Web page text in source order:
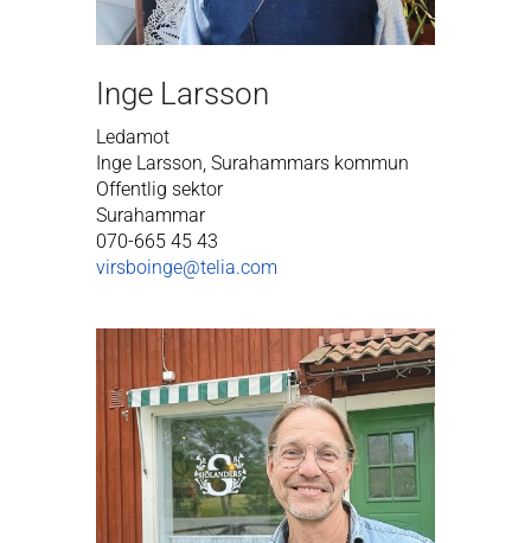
Inge Larsson
Ledamot
Inge Larsson, Surahammars kommun
Offentlig sektor
Surahammar
070-665 45 43
virsboinge@telia.com